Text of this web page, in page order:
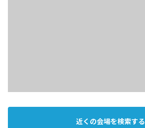
近くの会場を検索する